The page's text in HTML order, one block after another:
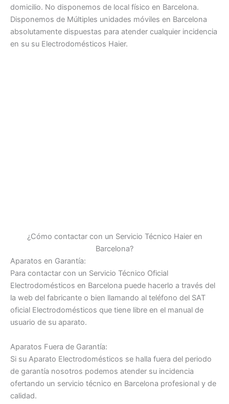
domicilio. No disponemos de local físico en Barcelona.
Disponemos de Múltiples unidades móviles en Barcelona
absolutamente dispuestas para atender cualquier incidencia
en su su Electrodomésticos Haier.
¿Cómo contactar con un Servicio Técnico Haier en
Barcelona?
Aparatos en Garantía:
Para contactar con un Servicio Técnico Oficial
Electrodomésticos en Barcelona puede hacerlo a través del
la web del fabricante o bien llamando al teléfono del SAT
oficial Electrodomésticos que tiene libre en el manual de
usuario de su aparato.
Aparatos Fuera de Garantía:
Si su Aparato Electrodomésticos se halla fuera del periodo
de garantía nosotros podemos atender su incidencia
ofertando un servicio técnico en Barcelona profesional y de
calidad.